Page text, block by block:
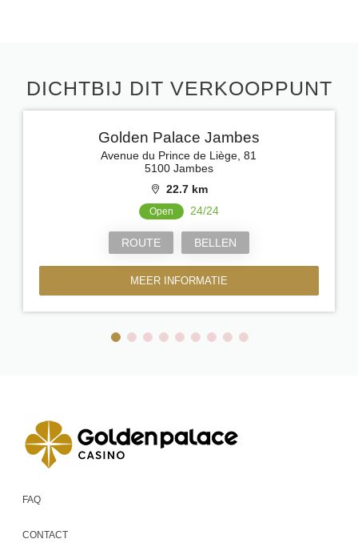
DICHTBIJ DIT VERKOOPPUNT
Golden Palace Jambes
Avenue du Prince de Liège, 81
5100 Jambes
22.7 km
Open 24/24
ROUTE BELLEN
MEER INFORMATIE
FAQ
CONTACT